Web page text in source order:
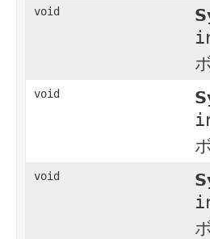
void
void
void